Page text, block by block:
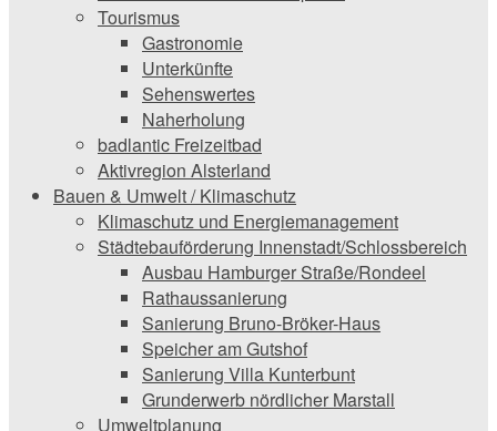
Tourismus
Gastronomie
Unterkünfte
Sehenswertes
Naherholung
badlantic Freizeitbad
Aktivregion Alsterland
Bauen & Umwelt / Klimaschutz
­Klimaschutz und ­­Energiemanagement
Städtebauförderung Innenstadt/Schlossbereich
Ausbau Hamburger Straße/Rondeel
Rathaussanierung
Sanierung Bruno-Bröker-Haus
Speicher am Gutshof
Sanierung Villa Kunterbunt
Grunderwerb nördlicher Marstall
Umweltplanung